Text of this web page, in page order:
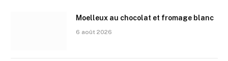
Moelleux au chocolat et fromage blanc
6 août 2026